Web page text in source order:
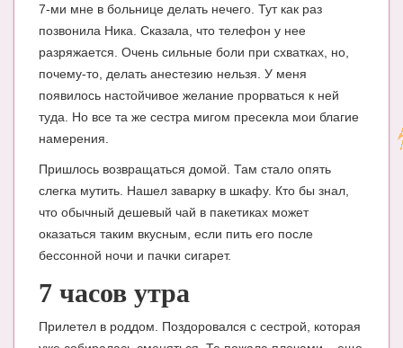
7-ми мне в больнице делать нечего. Тут как раз
позвонила Ника. Сказала, что телефон у нее
разряжается. Очень сильные боли при схватках, но,
почему-то, делать анестезию нельзя. У меня
появилось настойчивое желание прорваться к ней
туда. Но все та же сестра мигом пресекла мои благие
намерения.
Пришлось возвращаться домой. Там стало опять
слегка мутить. Нашел заварку в шкафу. Кто бы знал,
что обычный дешевый чай в пакетиках может
оказаться таким вкусным, если пить его после
бессонной ночи и пачки сигарет.
7 часов утра
Прилетел в роддом. Поздоровался с сестрой, которая